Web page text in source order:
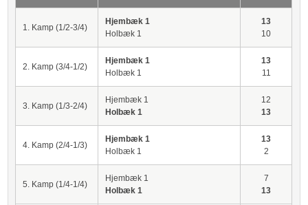
1. Kamp (1/2-3/4)
Hjembæk 1
Holbæk 1
13
10
2. Kamp (3/4-1/2)
Hjembæk 1
Holbæk 1
13
11
3. Kamp (1/3-2/4)
Hjembæk 1
Holbæk 1
12
13
4. Kamp (2/4-1/3)
Hjembæk 1
Holbæk 1
13
2
5. Kamp (1/4-1/4)
Hjembæk 1
Holbæk 1
7
13